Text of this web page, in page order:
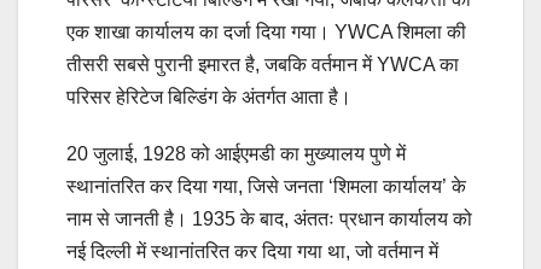
एक शाखा कार्यालय का दर्जा दिया गया। YWCA शिमला की
तीसरी सबसे पुरानी इमारत है, जबकि वर्तमान में YWCA का
परिसर हेरिटेज बिल्डिंग के अंतर्गत आता है।
20 जुलाई, 1928 को आईएमडी का मुख्यालय पुणे में
स्थानांतरित कर दिया गया, जिसे जनता ‘शिमला कार्यालय’ के
नाम से जानती है। 1935 के बाद, अंततः प्रधान कार्यालय को
नई दिल्ली में स्थानांतरित कर दिया गया था, जो वर्तमान में